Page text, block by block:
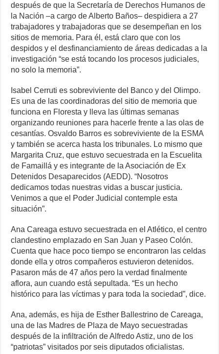
después de que la Secretaría de Derechos Humanos de
la Nación –a cargo de Alberto Baños– despidiera a 27
trabajadores y trabajadoras que se desempeñan en los
sitios de memoria. Para él, está claro que con los
despidos y el desfinanciamiento de áreas dedicadas a la
investigación “se está tocando los procesos judiciales,
no solo la memoria”.
Isabel Cerruti es sobreviviente del Banco y del Olimpo.
Es una de las coordinadoras del sitio de memoria que
funciona en Floresta y lleva las últimas semanas
organizando reuniones para hacerle frente a las olas de
cesantías. Osvaldo Barros es sobreviviente de la ESMA
y también se acerca hasta los tribunales. Lo mismo que
Margarita Cruz, que estuvo secuestrada en la Escuelita
de Famaillá y es integrante de la Asociación de Ex
Detenidos Desaparecidos (AEDD). “Nosotros
dedicamos todas nuestras vidas a buscar justicia.
Venimos a que el Poder Judicial contemple esta
situación”.
Ana Careaga estuvo secuestrada en el Atlético, el centro
clandestino emplazado en San Juan y Paseo Colón.
Cuenta que hace poco tiempo se encontraron las celdas
donde ella y otros compañeros estuvieron detenidos.
Pasaron más de 47 años pero la verdad finalmente
aflora, aun cuando está sepultada. “Es un hecho
histórico para las víctimas y para toda la sociedad”, dice.
Ana, además, es hija de Esther Ballestrino de Careaga,
una de las Madres de Plaza de Mayo secuestradas
después de la infiltración de Alfredo Astiz, uno de los
“patriotas” visitados por seis diputados oficialistas.